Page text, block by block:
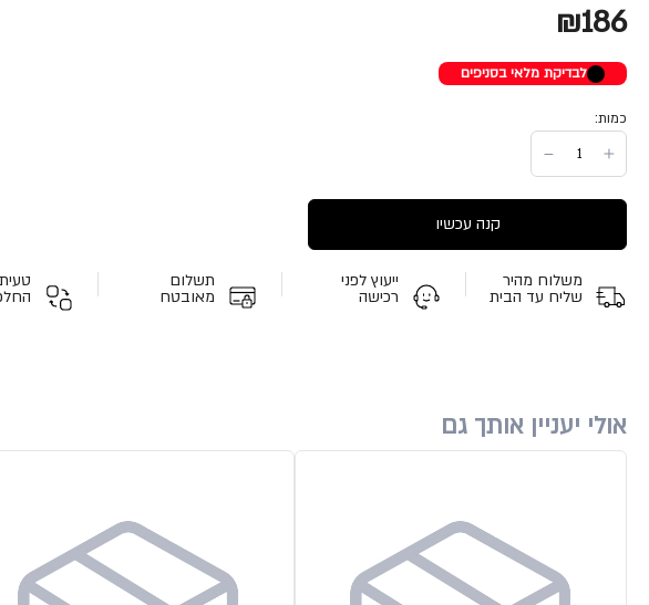
₪186
לבדיקת מלאי בסניפים
כמות:
קנה עכשיו
משלוח מהיר
שליח עד הבית
ייעוץ לפני
רכישה
תשלום
מאובטח
אולי יעניין אותך גם